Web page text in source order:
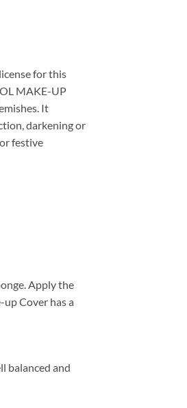
for this
MAKE-UP
It
darkening or
festive
Apply the
Cover has a
balanced and